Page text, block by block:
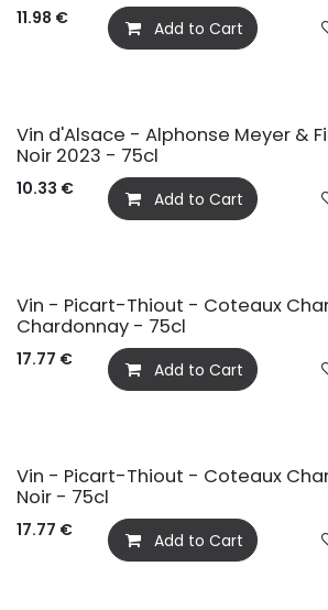
11.98 € Add to Cart
Vin d'Alsace - Alphonse Meyer &
Noir 2023 - 75cl
10.33 € Add to Cart
Vin - Picart-Thiout - Coteaux
Chardonnay - 75cl
17.77 € Add to Cart
Vin - Picart-Thiout - Coteaux
Noir - 75cl
17.77 € Add to Cart